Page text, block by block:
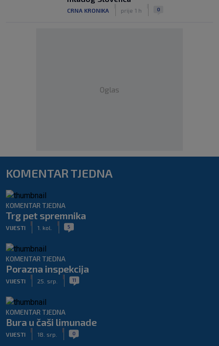
CRNA KRONIKA prije 1 h 0
Oglas
KOMENTAR TJEDNA
KOMENTAR TJEDNA
Trg pet spremnika
VIJESTI 1. kol. 5
KOMENTAR TJEDNA
Porazna inspekcija
VIJESTI 25. srp. 11
KOMENTAR TJEDNA
Bura u čaši limunade
VIJESTI 18. srp. 0